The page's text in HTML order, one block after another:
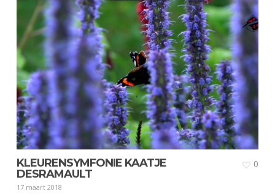
KLEURENSYMFONIE KAATJE
DESRAMAULT
17 maart 2018
0